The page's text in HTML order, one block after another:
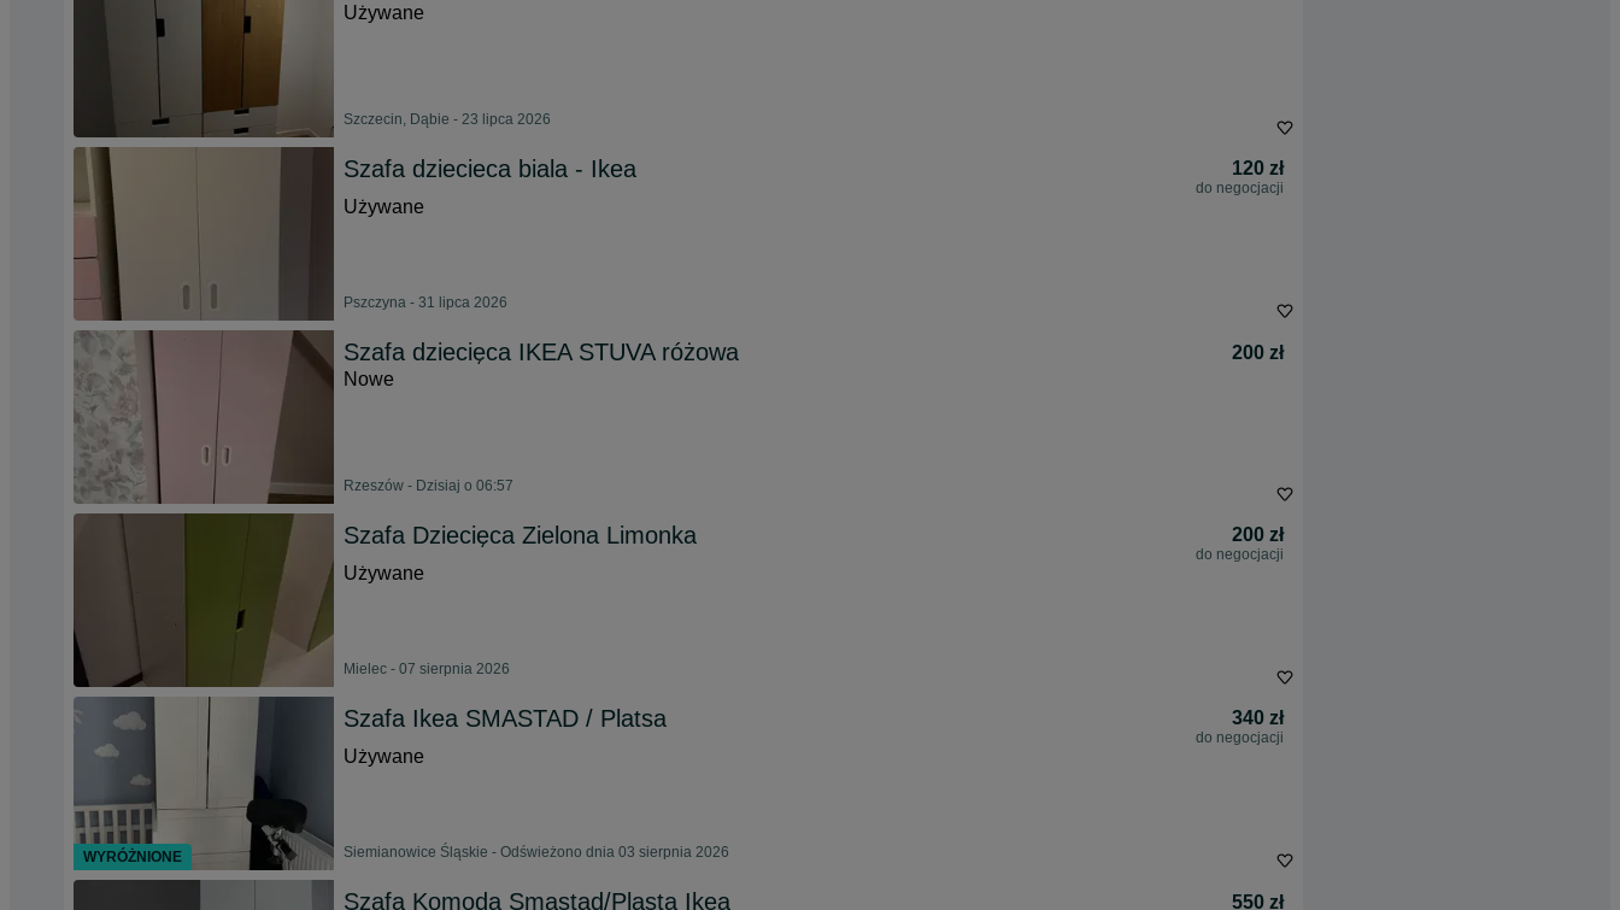
Używane
Szczecin, Dąbie - 23 lipca 2026
Szafa dziecieca biala - Ikea 120 zł
do negocjacji
Używane
Pszczyna - 31 lipca 2026
Szafa dziecięca IKEA STUVA różowa
200 zł
Nowe
Rzeszów - Dzisiaj o 06:57
Szafa Dziecięca Zielona Limonka 200 zł
do negocjacji
Używane
Mielec - 07 sierpnia 2026
Szafa Ikea SMASTAD / Platsa 340 zł
do negocjacji
Używane
Siemianowice Śląskie - Odświeżono dnia 03 sierpnia 2026
Szafa Komoda Smastad/Plasta Ikea 550 zł
WYRÓŻNIONE